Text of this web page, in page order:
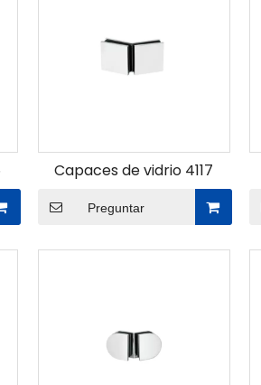
Capaces de vidrio 4117
Preguntar